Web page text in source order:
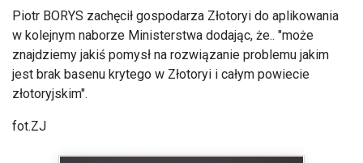
Piotr BORYS zachęcił gospodarza Złotoryi do aplikowania
w kolejnym naborze Ministerstwa dodając, że.. "może
znajdziemy jakiś pomysł na rozwiązanie problemu jakim
jest brak basenu krytego w Złotoryi i całym powiecie
złotoryjskim".
fot.ZJ